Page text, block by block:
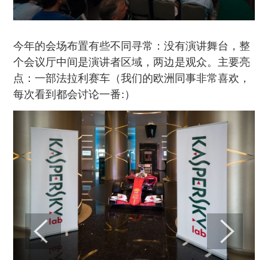
今年的会场布置有些不同寻常：没有演讲舞台，整
个会议厅中间是演讲者区域，两边是观众。主要亮
点：一部法拉利赛车（我们的欧洲同事非常喜欢，
每次看到都会讨论一番:）